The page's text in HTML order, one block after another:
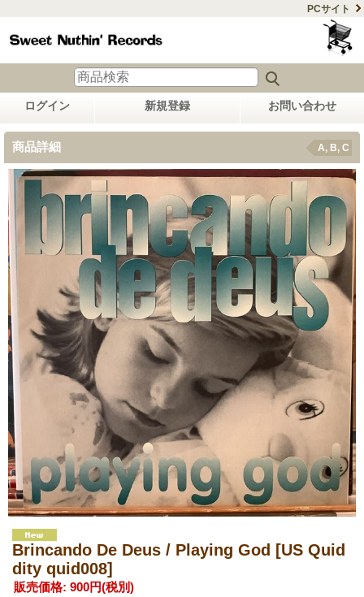
PCサイト
ログイン 新規登録 お問い合わせ
商品詳細 A, B, C
Brincando De Deus / Playing God [US Quid
dity quid008]
販売価格: 900円(税別)